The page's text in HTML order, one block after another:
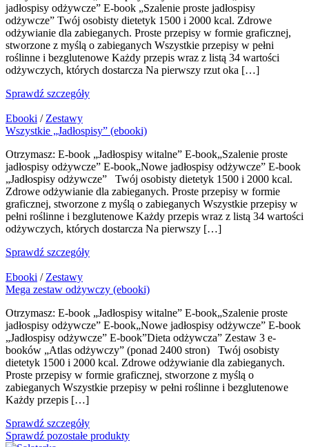
jadłospisy odżywcze” E-book „Szalenie proste jadłospisy
odżywcze” Twój osobisty dietetyk 1500 i 2000 kcal. Zdrowe
odżywianie dla zabieganych. Proste przepisy w formie graficznej,
stworzone z myślą o zabieganych Wszystkie przepisy w pełni
roślinne i bezglutenowe Każdy przepis wraz z listą 34 wartości
odżywczych, których dostarcza Na pierwszy rzut oka […]
Sprawdź szczegóły
Ebooki / Zestawy
Wszystkie „Jadłospisy” (ebooki)
Otrzymasz: E-book „Jadłospisy witalne” E-book„Szalenie proste
jadłospisy odżywcze” E-book„Nowe jadłospisy odżywcze” E-book
„Jadłospisy odżywcze” Twój osobisty dietetyk 1500 i 2000 kcal.
Zdrowe odżywianie dla zabieganych. Proste przepisy w formie
graficznej, stworzone z myślą o zabieganych Wszystkie przepisy w
pełni roślinne i bezglutenowe Każdy przepis wraz z listą 34 wartości
odżywczych, których dostarcza Na pierwszy […]
Sprawdź szczegóły
Ebooki / Zestawy
Mega zestaw odżywczy (ebooki)
Otrzymasz: E-book „Jadłospisy witalne” E-book„Szalenie proste
jadłospisy odżywcze” E-book„Nowe jadłospisy odżywcze” E-book
„Jadłospisy odżywcze” E-book”Dieta odżywcza” Zestaw 3 e-
booków „Atlas odżywczy” (ponad 2400 stron) Twój osobisty
dietetyk 1500 i 2000 kcal. Zdrowe odżywianie dla zabieganych.
Proste przepisy w formie graficznej, stworzone z myślą o
zabieganych Wszystkie przepisy w pełni roślinne i bezglutenowe
Każdy przepis […]
Sprawdź szczegóły
Sprawdź pozostałe produkty